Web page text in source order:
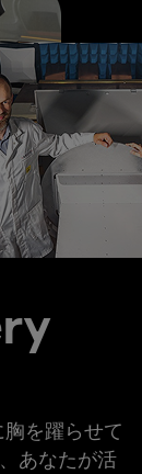
を躍らせて
あなたが活